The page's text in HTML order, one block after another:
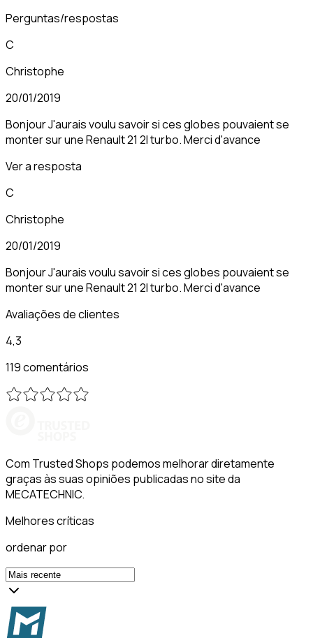
Perguntas/respostas
C
Christophe
20/01/2019
Bonjour J'aurais voulu savoir si ces globes pouvaient se
monter sur une Renault 21 2l turbo. Merci d'avance
Ver a resposta
C
Christophe
20/01/2019
Bonjour J'aurais voulu savoir si ces globes pouvaient se
monter sur une Renault 21 2l turbo. Merci d'avance
Avaliações de clientes
4,3
119 comentários
Com Trusted Shops podemos melhorar diretamente
graças às suas opiniões publicadas no site da
MECATECHNIC.
Melhores críticas
ordenar por